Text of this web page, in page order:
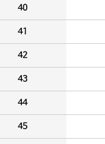
40
41
42
43
44
45